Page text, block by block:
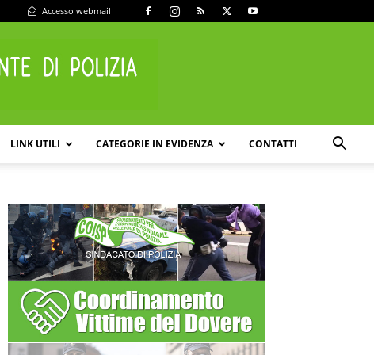
Accesso webmail
LINK UTILI CATEGORIE IN EVIDENZA CONTATTI